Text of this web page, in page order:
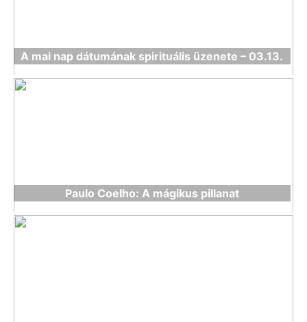
A mai nap dátumának spirituális üzenete – 03.13.
Paulo Coelho: A mágikus pillanat